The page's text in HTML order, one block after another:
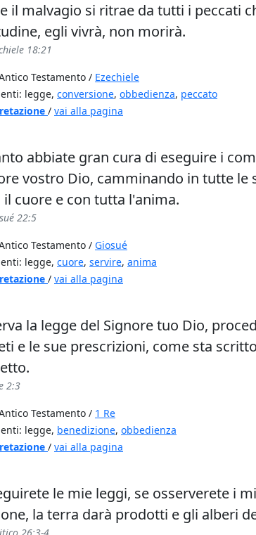
il malvagio si ritrae da tutti i peccati
egli vivrà, non morirà.
18:21
Testamento / Ezechiele
legge, conversione, obbedienza, peccato
/ vai alla pagina
abbiate gran cura di eseguire i
vostro Dio, camminando in tutte le
cuore e con tutta l'anima.
22:5
Testamento / Giosué
legge, cuore, servire, anima
/ vai alla pagina
la legge del Signore tuo Dio,
e le sue prescrizioni, come sta
2:3
Testamento / 1 Re
legge, benedizione, obbedienza
/ vai alla pagina
le mie leggi, se osserverete i
la terra darà prodotti e gli alberi